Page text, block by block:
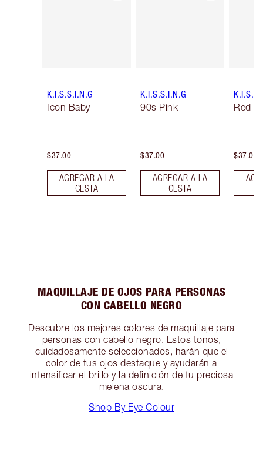
K.I.S.S.I.N.G
Icon Baby
$37.00
AGREGAR A LA
CESTA
K.I.S.S.I.N.G
90s Pink
$37.00
AGREGAR A LA
CESTA
Red
$37.00
MAQUILLAJE DE OJOS PARA PERSONAS
CON CABELLO NEGRO
Descubre los mejores colores de maquillaje para
personas con cabello negro. Estos tonos,
cuidadosamente seleccionados, harán que el
color de tus ojos destaque y ayudarán a
intensificar el brillo y la definición de tu preciosa
melena oscura.
Shop By Eye Colour